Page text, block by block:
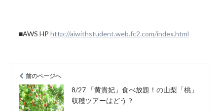
■AWS HPhttp://aiwithstudent.web.fc2.com/index.html
前のページへ
8/27 「黄貴妃」食べ放題！の山梨「桃」
収穫ツアーはどう？